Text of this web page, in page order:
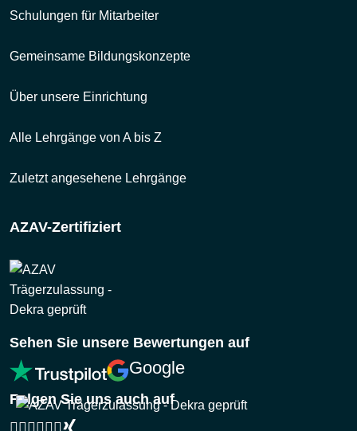
Schulungen für Mitarbeiter
Gemeinsame Bildungskonzepte
Über unsere Einrichtung
Alle Lehrgänge von A bis Z
Zuletzt angesehene Lehrgänge
AZAV-Zertifiziert
Sehen Sie unsere Bewertungen auf
Google
Folgen Sie uns auch auf